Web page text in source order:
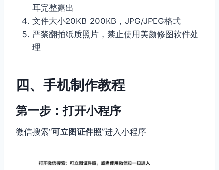
耳完整露出
文件大小20KB-200KB，JPG/JPEG格式
严禁翻拍纸质照片，禁止使用美颜修图软件处
理
四、手机制作教程
第一步：打开小程序
微信搜索“可立图证件照”进入小程序